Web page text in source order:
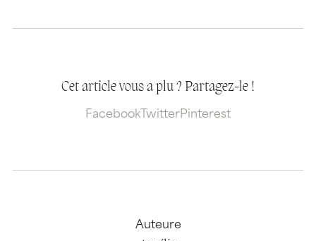
Cet article vous a plu ? Partagez-le !
Facebook TwitterPinterest
Auteure